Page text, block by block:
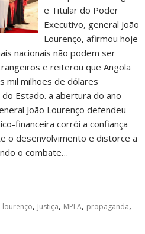
e Titular do Poder
Executivo, general João
Lourenço, afirmou hoje
nacionais não podem ser
e reiterou que Angola
mil milhões de dólares
Estado. a abertura do ano
João Lourenço defendeu
financeira corrói a confiança
o desenvolvimento e distorce a
o combate…
lourenço, Justiça, MPLA, propaganda,